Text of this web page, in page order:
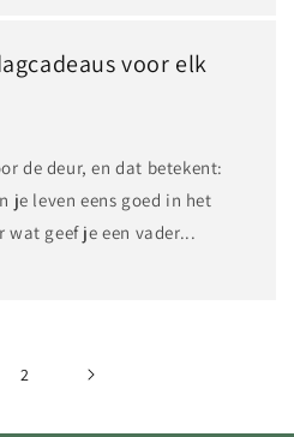
voor elk
de deur, en dat betekent:
je leven eens goed in het
geef je een vader...
2